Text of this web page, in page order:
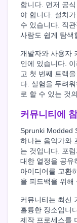
합니다. 먼저 공
야 합니다. 설치
수 있습니다. 직
사람도 쉽게 탐색
개발자와 사용자
인에 있습니다.
고 첫 번째 트랙
다. 실험을 두려
로 할 수 있는 것
커뮤니티에
Sprunki Modded
하나는 음악가와
는 것입니다. 포
대한 열정을 공유
아이디어를 교환
을 피드백을 위해
커뮤니티는 최신
훌륭한 장소입니
제작 프로세스를